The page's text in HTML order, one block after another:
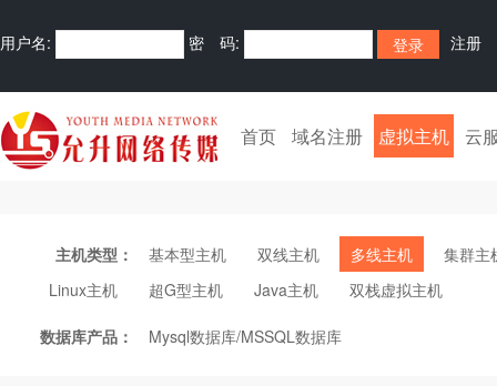
用户名: 密 码: 注册
首页 域名注册 虚拟主机 云
主机类型： 基本型主机 双线主机 多线主机
集群主
Linux主机
超G型主机 Java主机 双栈虚拟主机
数据库产品： Mysql数据库/MSSQL数据库